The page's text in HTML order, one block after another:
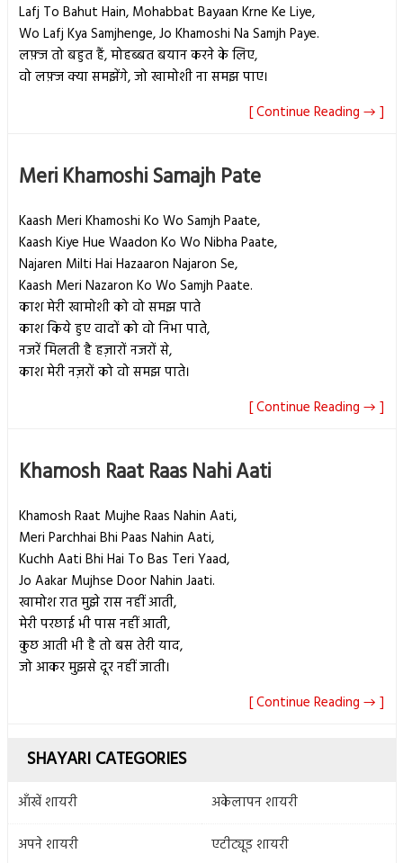
Lafj To Bahut Hain, Mohabbat Bayaan Krne Ke Liye,
Wo Lafj Kya Samjhenge, Jo Khamoshi Na Samjh Paye.
लफ़्ज तो बहुत हैं, मोहब्बत बयान करने के लिए,
वो लफ़्ज क्या समझेंगे, जो खामोशी ना समझ पाए।
[ Continue Reading → ]
Meri Khamoshi Samajh Pate
Kaash Meri Khamoshi Ko Wo Samjh Paate,
Kaash Kiye Hue Waadon Ko Wo Nibha Paate,
Najaren Milti Hai Hazaaron Najaron Se,
Kaash Meri Nazaron Ko Wo Samjh Paate.
काश मेरी खामोशी को वो समझ पाते
काश किये हुए वादों को वो निभा पाते,
नजरें मिलती है हज़ारों नजरों से,
काश मेरी नज़रों को वो समझ पाते।
[ Continue Reading → ]
Khamosh Raat Raas Nahi Aati
Khamosh Raat Mujhe Raas Nahin Aati,
Meri Parchhai Bhi Paas Nahin Aati,
Kuchh Aati Bhi Hai To Bas Teri Yaad,
Jo Aakar Mujhse Door Nahin Jaati.
खामोश रात मुझे रास नहीं आती,
मेरी परछाई भी पास नहीं आती,
कुछ आती भी है तो बस तेरी याद,
जो आकर मुझसे दूर नहीं जाती।
[ Continue Reading → ]
SHAYARI CATEGORIES
आँखें शायरी
अकेलापन शायरी
अपने शायरी
एटीट्यूड शायरी